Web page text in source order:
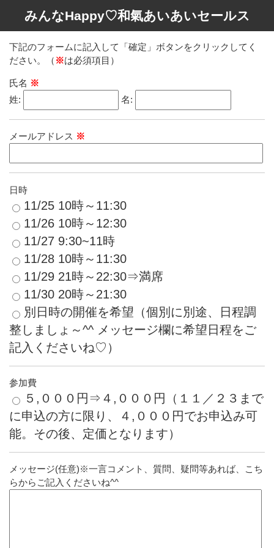
みんなHappy♡和氣あいあいセールス
下記のフォームに記入して「確定」ボタンをクリックしてく
ださい。（ ※は必須項目）
氏名 ※
姓:
名:
メールアドレス ※
日時
11/25 10時～11:30
11/26 10時～12:30
11/27 9:30~11時
11/28 10時～11:30
11/29 21時～22:30⇒満席
11/30 20時～21:30
別日時の開催を希望（個別に別途、日程調
整しましょ～^^ メッセージ欄に希望日程をご
記入くださいね♡）
参加費
５,０００円⇒４,０００円（１１／２３まで
に申込の方に限り、４,０００円でお申込み可
能。その後、定価となります）
メッセージ(任意)※一言コメント、質問、疑問等あれば、こち
らからご記入くださいね^^